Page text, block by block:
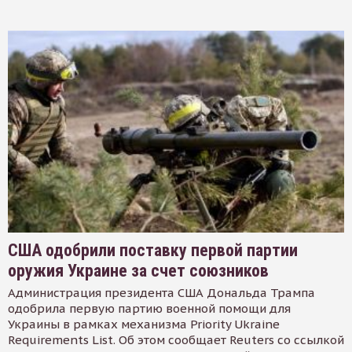
США одобрили поставку первой партии
оружия Украине за счет союзников
Администрация президента США Дональда Трампа
одобрила первую партию военной помощи для
Украины в рамках механизма Priority Ukraine
Requirements List. Об этом сообщает Reuters со ссылкой